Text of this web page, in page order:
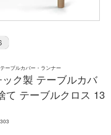
テーブルカバー・ランナー
ック製 テーブルカバ
て テーブルクロス 13